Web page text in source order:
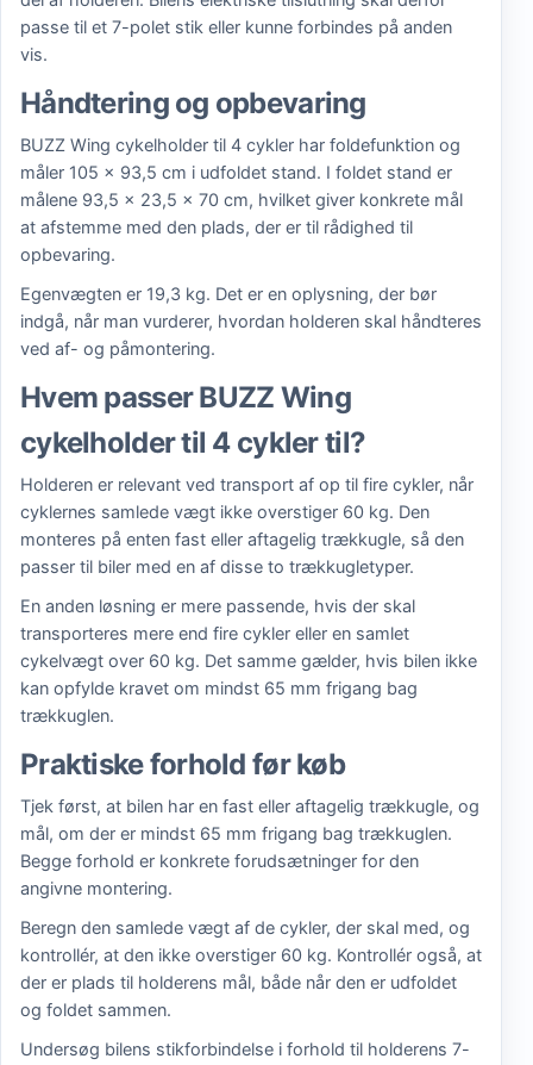
passe til et 7-polet stik eller kunne forbindes på anden
vis.
Håndtering og opbevaring
BUZZ Wing cykelholder til 4 cykler har foldefunktion og
måler 105 × 93,5 cm i udfoldet stand. I foldet stand er
målene 93,5 × 23,5 × 70 cm, hvilket giver konkrete mål
at afstemme med den plads, der er til rådighed til
opbevaring.
Egenvægten er 19,3 kg. Det er en oplysning, der bør
indgå, når man vurderer, hvordan holderen skal håndteres
ved af- og påmontering.
Hvem passer BUZZ Wing
cykelholder til 4 cykler til?
Holderen er relevant ved transport af op til fire cykler, når
cyklernes samlede vægt ikke overstiger 60 kg. Den
monteres på enten fast eller aftagelig trækkugle, så den
passer til biler med en af disse to trækkugletyper.
En anden løsning er mere passende, hvis der skal
transporteres mere end fire cykler eller en samlet
cykelvægt over 60 kg. Det samme gælder, hvis bilen ikke
kan opfylde kravet om mindst 65 mm frigang bag
trækkuglen.
Praktiske forhold før køb
Tjek først, at bilen har en fast eller aftagelig trækkugle, og
mål, om der er mindst 65 mm frigang bag trækkuglen.
Begge forhold er konkrete forudsætninger for den
angivne montering.
Beregn den samlede vægt af de cykler, der skal med, og
kontrollér, at den ikke overstiger 60 kg. Kontrollér også, at
der er plads til holderens mål, både når den er udfoldet
og foldet sammen.
Undersøg bilens stikforbindelse i forhold til holderens 7-